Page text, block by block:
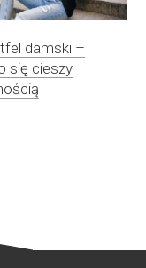
damski –
się cieszy